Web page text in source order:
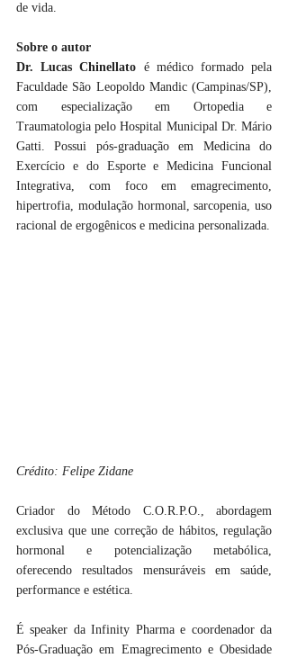
de vida.
Sobre o autor
Dr. Lucas Chinellato é médico formado pela
Faculdade São Leopoldo Mandic (Campinas/SP),
com especialização em Ortopedia e
Traumatologia pelo Hospital Municipal Dr. Mário
Gatti. Possui pós-graduação em Medicina do
Exercício e do Esporte e Medicina Funcional
Integrativa, com foco em emagrecimento,
hipertrofia, modulação hormonal, sarcopenia, uso
Crédito: Felipe Zidane
Criador do Método C.O.R.P.O., abordagem
exclusiva que une correção de hábitos, regulação
hormonal e potencialização metabólica,
oferecendo resultados mensuráveis em saúde,
performance e estética.
É speaker da Infinity Pharma e coordenador da
Pós-Graduação em Emagrecimento e Obesidade